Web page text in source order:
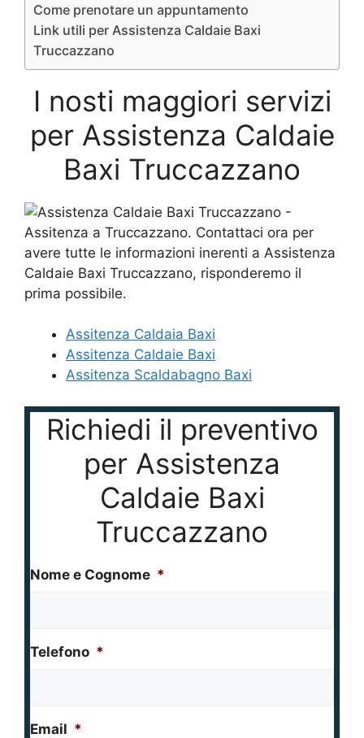
Come prenotare un appuntamento
Link utili per Assistenza Caldaie Baxi
Truccazzano
I nosti maggiori servizi
per Assistenza Caldaie
Baxi Truccazzano
Assitenza Caldaia Baxi
Assitenza Caldaie Baxi
Assitenza Scaldabagno Baxi
Richiedi il preventivo
per Assistenza
Caldaie Baxi
Truccazzano
Nome e Cognome *
Telefono *
Email *